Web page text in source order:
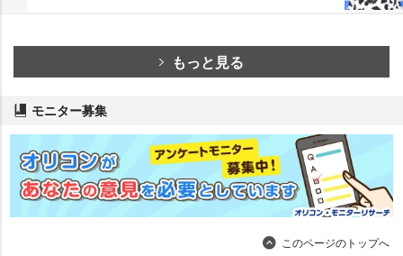
もっと見る
モニター募集
このページのトップへ